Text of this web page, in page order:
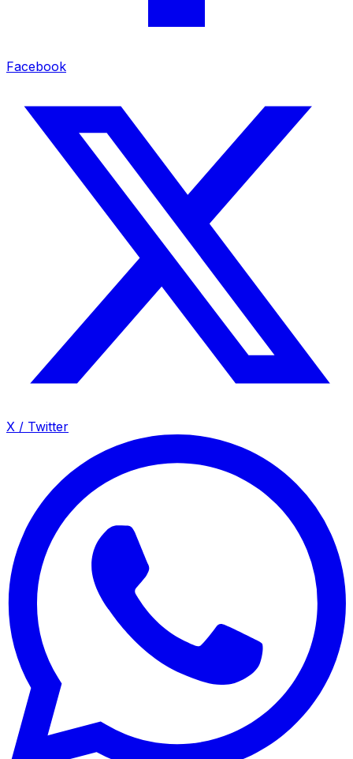
Facebook
X / Twitter